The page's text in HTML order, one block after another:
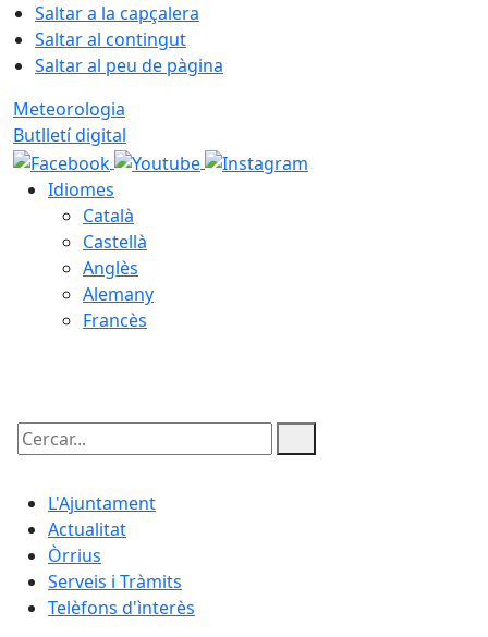
Saltar a la capçalera
Saltar al contingut
Saltar al peu de pàgina
Meteorologia
Butlletí digital
Idiomes
Català
Castellà
Anglès
Alemany
Francès
Cercar:
L'Ajuntament
Actualitat
Òrrius
Serveis i Tràmits
Telèfons d'ìnterès